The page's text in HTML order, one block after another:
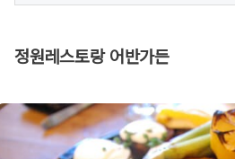
정원레스토랑 어반가든